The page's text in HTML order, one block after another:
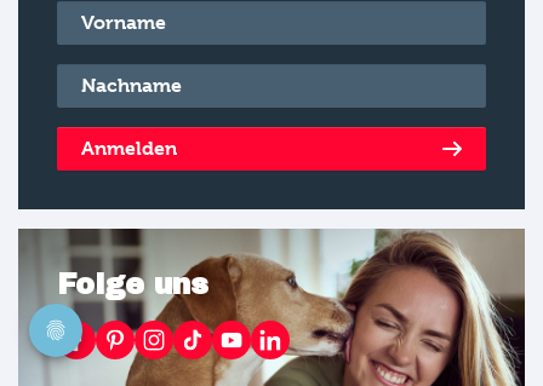
Vorname*
Nachname*
Anmelden
Folge uns